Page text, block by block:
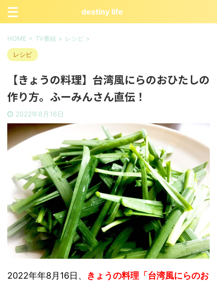
destiny life
HOME > TV番組 > レシピ >
レシピ
【きょうの料理】台湾風にらのおひたしの
作り方。ふーみんさん直伝！
2022年8月16日
2022年年8月16日、 きょうの料理「台湾風にらのお